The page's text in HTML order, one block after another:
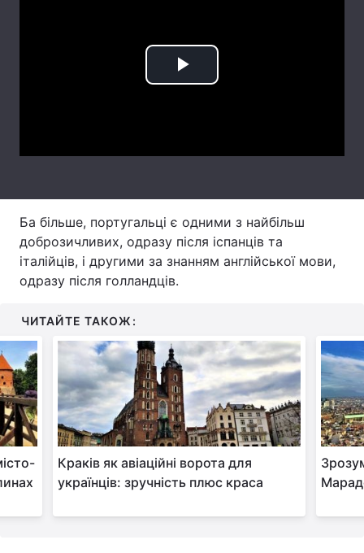
Play
Ба більше, португальці є одними з найбільш
доброзичливих, одразу після іспанців та
італійців, і другими за знанням англійської мови,
одразу після голландців.
ЧИТАЙТЕ ТАКОЖ:
Краків як авіаційні ворота для
українців: зручність плюс краса